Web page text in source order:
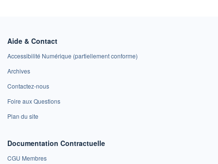
Aide & Contact
Accessibilité Numérique (partiellement conforme)
Archives
Contactez-nous
Foire aux Questions
Plan du site
Documentation Contractuelle
CGU Membres